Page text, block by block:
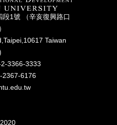
1號 （辛亥復興路⼝
Taiwan
3366-3333
2367-6176